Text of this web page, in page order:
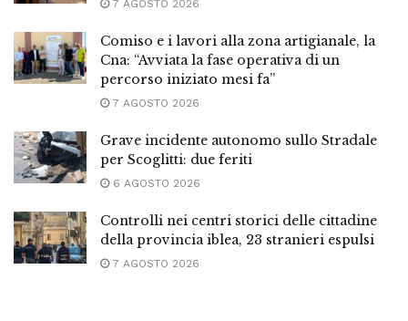
7 AGOSTO 2026
Comiso e i lavori alla zona artigianale, la
Cna: “Avviata la fase operativa di un
percorso iniziato mesi fa”
7 AGOSTO 2026
Grave incidente autonomo sullo Stradale
per Scoglitti: due feriti
6 AGOSTO 2026
Controlli nei centri storici delle cittadine
della provincia iblea, 23 stranieri espulsi
7 AGOSTO 2026